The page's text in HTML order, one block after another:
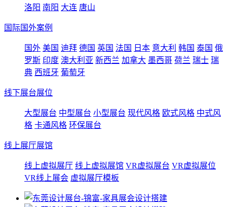
洛阳 南阳 大连 唐山
国际国外案例
国外 美国 迪拜 德国 英国 法国 日本 意大利 韩国 泰国 俄
罗斯 印度 澳大利亚 新西兰 加拿大 墨西哥 荷兰 瑞士 瑞
典 西班牙 葡萄牙
线下展台展位
大型展台 中型展台 小型展台 现代风格 欧式风格 中式风
格 卡通风格 环保展台
线上展厅展馆
线上虚拟展厅 线上虚拟展馆 VR虚拟展台 VR虚拟展位
VR线上展会 虚拟展厅模板